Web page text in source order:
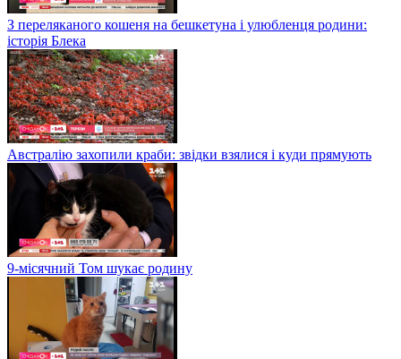
З переляканого кошеня на бешкетуна і улюбленця родини:
історія Блека
Австралію захопили краби: звідки взялися і куди прямують
9-місячний Том шукає родину